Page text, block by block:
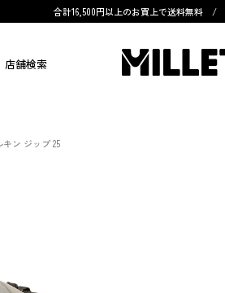
合計16,500円以上のお買上で送料無料 /
店舗検索
ン ジップ 25